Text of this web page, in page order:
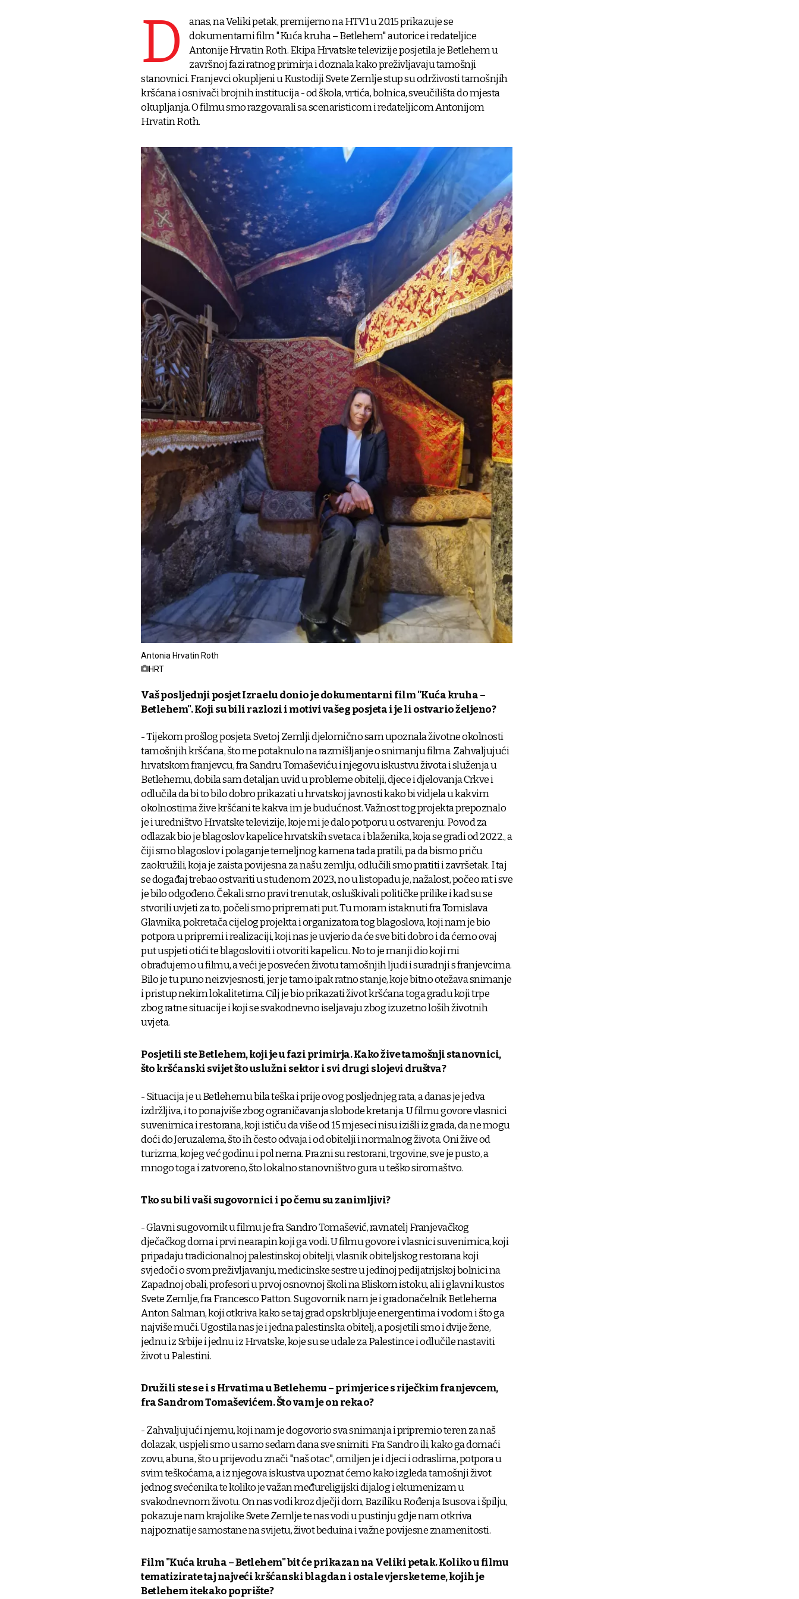
D
anas, na Veliki petak, premijerno na HTV1 u 20.15 prikazuje se
dokumentarni film "Kuća kruha – Betlehem" autorice i redateljice
Antonije Hrvatin Roth. Ekipa Hrvatske televizije posjetila je Betlehem u
završnoj fazi ratnog primirja i doznala kako preživljavaju tamošnji
stanovnici. Franjevci okupljeni u Kustodiji Svete Zemlje stup su održivosti tamošnjih
kršćana i osnivači brojnih institucija - od škola, vrtića, bolnica, sveučilišta do mjesta
okupljanja. O filmu smo razgovarali sa scenaristicom i redateljicom Antonijom
Hrvatin Roth.
Antonia Hrvatin Roth
HRT
Vaš posljednji posjet Izraelu donio je dokumentarni film "Kuća kruha –
Betlehem". Koji su bili razlozi i motivi vašeg posjeta i je li ostvario željeno?
- Tijekom prošlog posjeta Svetoj Zemlji djelomično sam upoznala životne okolnosti
tamošnjih kršćana, što me potaknulo na razmišljanje o snimanju filma. Zahvaljujući
hrvatskom franjevcu, fra Sandru Tomaševiću i njegovu iskustvu života i služenja u
Betlehemu, dobila sam detaljan uvid u probleme obitelji, djece i djelovanja Crkve i
odlučila da bi to bilo dobro prikazati u hrvatskoj javnosti kako bi vidjela u kakvim
okolnostima žive kršćani te kakva im je budućnost. Važnost tog projekta prepoznalo
je i uredništvo Hrvatske televizije, koje mi je dalo potporu u ostvarenju. Povod za
odlazak bio je blagoslov kapelice hrvatskih svetaca i blaženika, koja se gradi od 2022., a
čiji smo blagoslov i polaganje temeljnog kamena tada pratili, pa da bismo priču
zaokružili, koja je zaista povijesna za našu zemlju, odlučili smo pratiti i završetak. I taj
se događaj trebao ostvariti u studenom 2023., no u listopadu je, nažalost, počeo rat i sve
je bilo odgođeno. Čekali smo pravi trenutak, osluškivali političke prilike i kad su se
stvorili uvjeti za to, počeli smo pripremati put. Tu moram istaknuti fra Tomislava
Glavnika, pokretača cijelog projekta i organizatora tog blagoslova, koji nam je bio
potpora u pripremi i realizaciji, koji nas je uvjerio da će sve biti dobro i da ćemo ovaj
put uspjeti otići te blagosloviti i otvoriti kapelicu. No to je manji dio koji mi
obrađujemo u filmu, a veći je posvećen životu tamošnjih ljudi i suradnji s franjevcima.
Bilo je tu puno neizvjesnosti, jer je tamo ipak ratno stanje, koje bitno otežava snimanje
i pristup nekim lokalitetima. Cilj je bio prikazati život kršćana toga gradu koji trpe
zbog ratne situacije i koji se svakodnevno iseljavaju zbog izuzetno loših životnih
uvjeta.
Posjetili ste Betlehem, koji je u fazi primirja. Kako žive tamošnji stanovnici,
što kršćanski svijet što uslužni sektor i svi drugi slojevi društva?
- Situacija je u Betlehemu bila teška i prije ovog posljednjeg rata, a danas je jedva
izdržljiva, i to ponajviše zbog ograničavanja slobode kretanja. U filmu govore vlasnici
suvenirnica i restorana, koji ističu da više od 15 mjeseci nisu izišli iz grada, da ne mogu
doći do Jeruzalema, što ih često odvaja i od obitelji i normalnog života. Oni žive od
turizma, kojeg već godinu i pol nema. Prazni su restorani, trgovine, sve je pusto, a
mnogo toga i zatvoreno, što lokalno stanovništvo gura u teško siromaštvo.
Tko su bili vaši sugovornici i po čemu su zanimljivi?
- Glavni sugovornik u filmu je fra Sandro Tomašević, ravnatelj Franjevačkog
dječačkog doma i prvi nearapin koji ga vodi. U filmu govore i vlasnici suvenirnica, koji
pripadaju tradicionalnoj palestinskoj obitelji, vlasnik obiteljskog restorana koji
svjedoči o svom preživljavanju, medicinske sestre u jedinoj pedijatrijskoj bolnici na
Zapadnoj obali, profesori u prvoj osnovnoj školi na Bliskom istoku, ali i glavni kustos
Svete Zemlje, fra Francesco Patton. Sugovornik nam je i gradonačelnik Betlehema
Anton Salman, koji otkriva kako se taj grad opskrbljuje energentima i vodom i što ga
najviše muči. Ugostila nas je i jedna palestinska obitelj, a posjetili smo i dvije žene,
jednu iz Srbije i jednu iz Hrvatske, koje su se udale za Palestince i odlučile nastaviti
život u Palestini.
Družili ste se i s Hrvatima u Betlehemu – primjerice s riječkim franjevcem,
fra Sandrom Tomaševićem. Što vam je on rekao?
- Zahvaljujući njemu, koji nam je dogovorio sva snimanja i pripremio teren za naš
dolazak, uspjeli smo u samo sedam dana sve snimiti. Fra Sandro ili, kako ga domaći
zovu, abuna, što u prijevodu znači "naš otac", omiljen je i djeci i odraslima, potpora u
svim teškoćama, a iz njegova iskustva upoznat ćemo kako izgleda tamošnji život
jednog svećenika te koliko je važan međureligijski dijalog i ekumenizam u
svakodnevnom životu. On nas vodi kroz dječji dom, Baziliku Rođenja Isusova i špilju,
pokazuje nam krajolike Svete Zemlje te nas vodi u pustinju gdje nam otkriva
najpoznatije samostane na svijetu, život beduina i važne povijesne znamenitosti.
Film "Kuća kruha – Betlehem" bit će prikazan na Veliki petak. Koliko u filmu
tematizirate taj najveći kršćanski blagdan i ostale vjerske teme, kojih je
Betlehem itekako poprište?